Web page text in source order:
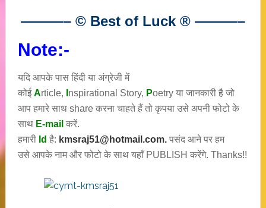
———– © Best of Luck ® ———–
Note:-
यदि आपके पास हिंदी या अंग्रेजी में
कोईArticle, nspirational Story, Poetryया जानकारी है जो
आप हमारे साथ share करना चाहते हैं तो कृपया उसे अपनी फोटो के
साथ E-mail करें.
हमारी Id है: kmsraj51@hotmail.com. पसंद आने पर हम
उसे आपके नाम और फोटो के साथ यहाँ PUBLISH करेंगे. Thanks!!